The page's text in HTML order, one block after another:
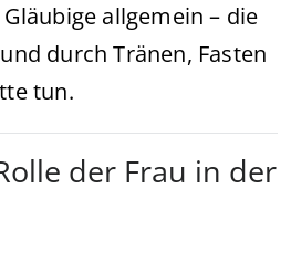
allgemein – die
durch Tränen, Fasten
tun.
der Frau in der